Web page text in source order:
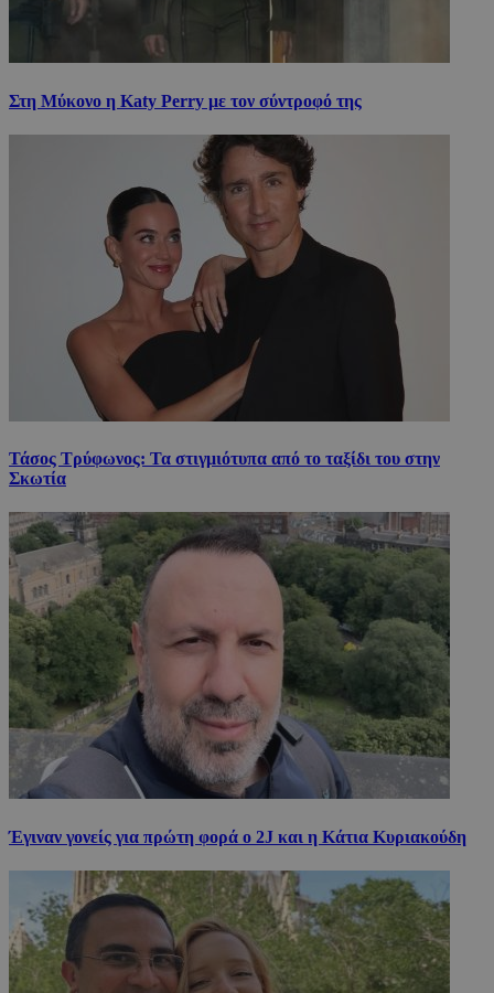
Στη Μύκονο η Katy Perry με τον σύντροφό της
Τάσος Τρύφωνος: Τα στιγμιότυπα από το ταξίδι του στην
Σκωτία
Έγιναν γονείς για πρώτη φορά ο 2J και η Κάτια Κυριακούδη